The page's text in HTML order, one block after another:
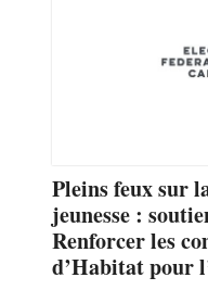
Pleins feux sur
jeunesse :
Renforcer les
d’Habitat pour